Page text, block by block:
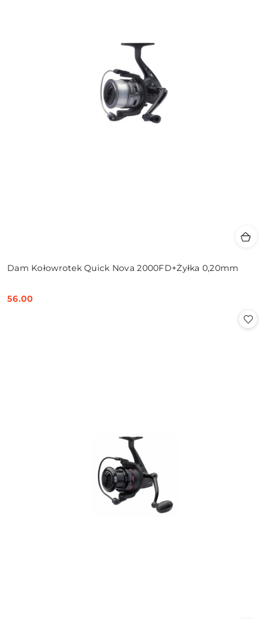
Dam Kołowrotek Quick Nova 2000FD+Żyłka 0,20mm
Cena:
56.00